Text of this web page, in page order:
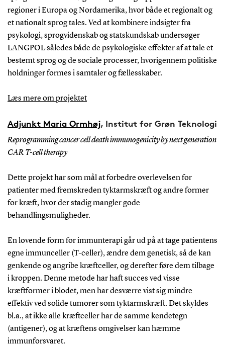
regioner i Europa og Nordamerika, hvor både et regionalt og
et nationalt sprog tales. Ved at kombinere indsigter fra
psykologi, sprogvidenskab og statskundskab undersøger
LANGPOL således både de psykologiske effekter af at tale et
bestemt sprog og de sociale processer, hvorigennem politiske
holdninger formes i samtaler og fællesskaber.
Læs mere om projektet
Adjunkt Maria Ormhøj, Institut for Grøn Teknologi
Reprogramming cancer cell death immunogenicity by next generation
CAR T-cell therapy
Dette projekt har som mål at forbedre overlevelsen for
patienter med fremskreden tyktarmskræft og andre former
for kræft, hvor der stadig mangler gode
behandlingsmuligheder.
En lovende form for immunterapi går ud på at tage patientens
egne immunceller (T-celler), ændre dem genetisk, så de kan
genkende og angribe kræftceller, og derefter føre dem tilbage
i kroppen. Denne metode har haft succes ved visse
kræftformer i blodet, men har desværre vist sig mindre
effektiv ved solide tumorer som tyktarmskræft. Det skyldes
bl.a., at ikke alle kræftceller har de samme kendetegn
(antigener), og at kræftens omgivelser kan hæmme
immunforsvaret.